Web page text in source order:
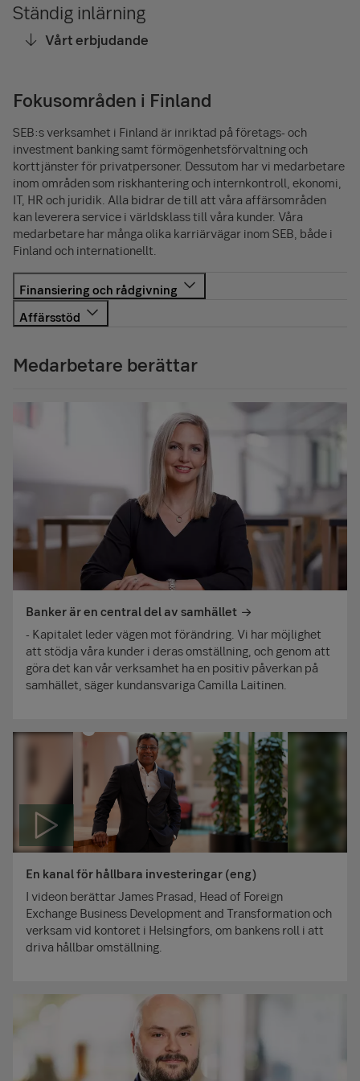
Ständig inlärning
Vårt erbjudande
Fokusområden i Finland
SEB:s verksamhet i Finland är inriktad på företags- och
investment banking samt förmögenhetsförvaltning och
korttjänster för privatpersoner. Dessutom har vi medarbetare
inom områden som riskhantering och internkontroll, ekonomi,
IT, HR och juridik. Alla bidrar de till att våra affärsområden
kan leverera service i världsklass till våra kunder. Våra
medarbetare har många olika karriärvägar inom SEB, både i
Finland och internationellt.
Våra affärsproffs arbetar med finansiering och
rådgivning. Deras branschkännedom och erfarenhet är
organisationer och privatpersoner. Kundernas behov och
personliga företagaranda är utgångspunkten för att vi
ständigt ska kunna utveckla och förbättra våra tjänster.
I kundrelaterade arbetsuppgifter behöver vi bl.a.
analytiker, kundansvariga, produktspecialister och
affären. Här behöver vi lagspelare som möjliggör att
samarbetet mellan olika funktioner fungerar smidigt.
office personal, personal till riskkontroll och
ekonomiavdleningen, jurister och HR-experter.
Medarbetare berättar
Banker är en central del av samhället
- Kapitalet leder vägen mot förändring. Vi har möjlighet
att stödja våra kunder i deras omställning, och genom att
göra det kan vår verksamhet ha en positiv påverkan på
samhället, säger kundansvariga Camilla Laitinen.
En kanal för hållbara investeringar (eng)
I videon berättar James Prasad, Head of Foreign
Exchange Business Development and Transformation och
verksam vid kontoret i Helsingfors, om bankens roll i att
driva hållbar omställning.